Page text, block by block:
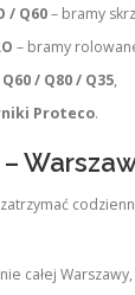
/ Q60– bramy
– bramy
/ Q80 / Q35,
Proteco.
całej Warszawy,